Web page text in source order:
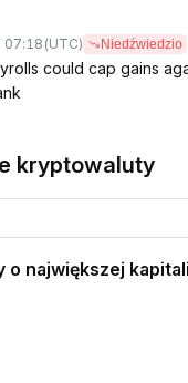
(UTC) Niedźwiedzio
could cap gains
kryptowaluty
o największej